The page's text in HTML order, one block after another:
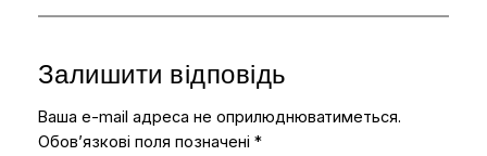
Залишити відповідь
Ваша e-mail адреса не оприлюднюватиметься.
Обов’язкові поля позначені *